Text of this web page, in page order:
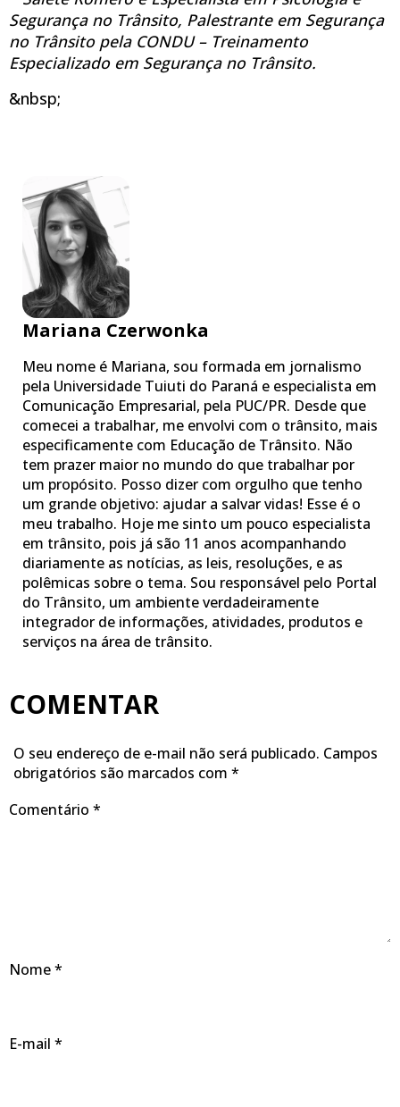
Segurança no Trânsito, Palestrante em Segurança
no Trânsito pela CONDU – Treinamento
Especializado em Segurança no Trânsito.
&nbsp;
Mariana Czerwonka
Meu nome é Mariana, sou formada em jornalismo
pela Universidade Tuiuti do Paraná e especialista em
Comunicação Empresarial, pela PUC/PR. Desde que
comecei a trabalhar, me envolvi com o trânsito, mais
especificamente com Educação de Trânsito. Não
tem prazer maior no mundo do que trabalhar por
um propósito. Posso dizer com orgulho que tenho
um grande objetivo: ajudar a salvar vidas! Esse é o
meu trabalho. Hoje me sinto um pouco especialista
em trânsito, pois já são 11 anos acompanhando
diariamente as notícias, as leis, resoluções, e as
polêmicas sobre o tema. Sou responsável pelo Portal
do Trânsito, um ambiente verdadeiramente
integrador de informações, atividades, produtos e
serviços na área de trânsito.
COMENTAR
O seu endereço de e-mail não será publicado. Campos
obrigatórios são marcados com *
Comentário *
Nome*
E-mail *